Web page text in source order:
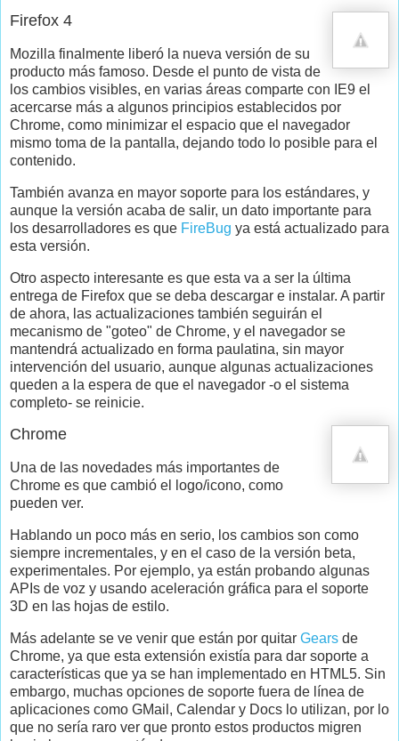
Firefox 4
Mozilla finalmente liberó la nueva versión de su
producto más famoso. Desde el punto de vista de
los cambios visibles, en varias áreas comparte con IE9 el
acercarse más a algunos principios establecidos por
Chrome, como minimizar el espacio que el navegador
mismo toma de la pantalla, dejando todo lo posible para el
contenido.
También avanza en mayor soporte para los estándares, y
aunque la versión acaba de salir, un dato importante para
los desarrolladores es que FireBug ya está actualizado para
esta versión.
Otro aspecto interesante es que esta va a ser la última
entrega de Firefox que se deba descargar e instalar. A partir
de ahora, las actualizaciones también seguirán el
mecanismo de "goteo" de Chrome, y el navegador se
mantendrá actualizado en forma paulatina, sin mayor
intervención del usuario, aunque algunas actualizaciones
queden a la espera de que el navegador -o el sistema
completo- se reinicie.
Chrome
Una de las novedades más importantes de
Chrome es que cambió el logo/icono, como
pueden ver.
Hablando un poco más en serio, los cambios son como
siempre incrementales, y en el caso de la versión beta,
experimentales. Por ejemplo, ya están probando algunas
APIs de voz y usando aceleración gráfica para el soporte
3D en las hojas de estilo.
Más adelante se ve venir que están por quitar Gears de
Chrome, ya que esta extensión existía para dar soporte a
características que ya se han implementado en HTML5. Sin
embargo, muchas opciones de soporte fuera de línea de
aplicaciones como GMail, Calendar y Docs lo utilizan, por lo
que no sería raro ver que pronto estos productos migren